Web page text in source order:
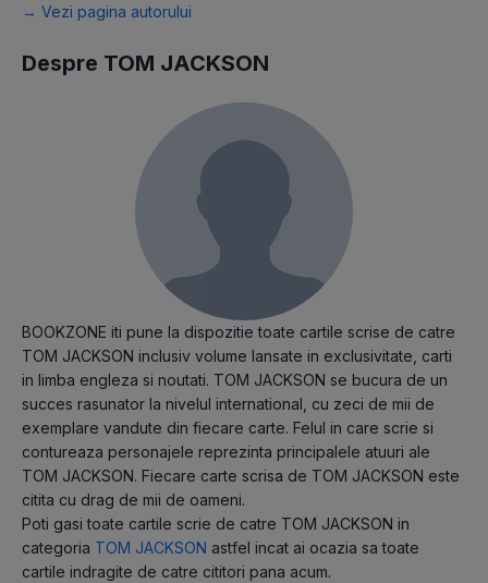
→ Vezi pagina autorului
Despre TOM JACKSON
BOOKZONE iti pune la dispozitie toate cartile scrise de catre
TOM JACKSON inclusiv volume lansate in exclusivitate, carti
in limba engleza si noutati. TOM JACKSON se bucura de un
succes rasunator la nivelul international, cu zeci de mii de
exemplare vandute din fiecare carte. Felul in care scrie si
contureaza personajele reprezinta principalele atuuri ale
TOM JACKSON. Fiecare carte scrisa de TOM JACKSON este
citita cu drag de mii de oameni.
Poti gasi toate cartile scrie de catre TOM JACKSON in
categoria TOM JACKSON astfel incat ai ocazia sa toate
cartile indragite de catre cititori pana acum.